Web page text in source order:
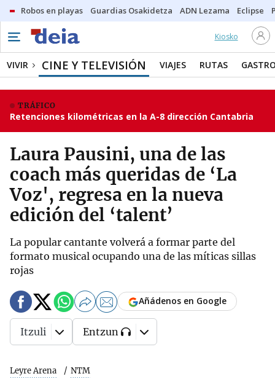
Robos en playas Guardias Osakidetza ADN Lezama Eclipse
Kiosko
VIVIR CINE Y TELEVISIÓN VIAJES RUTAS
TRÁFICO
Retenciones kilométricas en la A-8 dirección Cantabria
Laura Pausini, una de las
coach más queridas de ‘La
Voz', regresa en la nueva
edición del ‘talent’
La popular cantante volverá a formar parte del
formato musical ocupando una de las míticas sillas
rojas
Leyre Arena NTM
Añádenos en Google
Itzuli Entzun